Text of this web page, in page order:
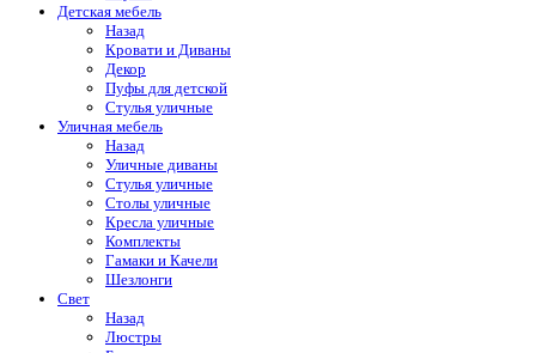
Детская мебель
Назад
Кровати и Диваны
Декор
Пуфы для детской
Стулья уличные
Уличная мебель
Назад
Уличные диваны
Стулья уличные
Столы уличные
Кресла уличные
Комплекты
Гамаки и Качели
Шезлонги
Свет
Назад
Люстры